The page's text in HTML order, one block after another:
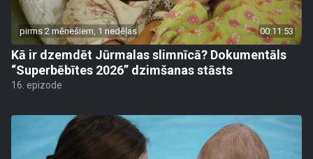
pirms 2 mēnešiem, 1 nedēļas 00:11:53
Kā ir dzemdēt Jūrmalas slimnīcā? Dokumentāls
“Superbēbītes 2026” dzimšanas stāsts
16. epizode